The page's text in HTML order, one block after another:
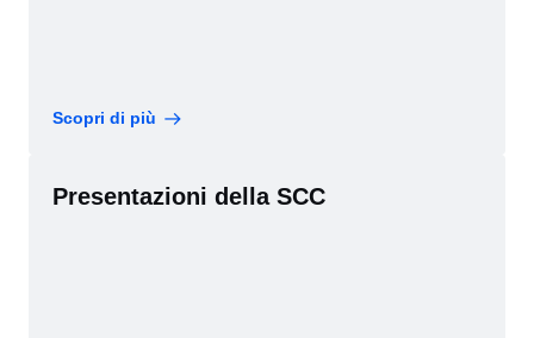
Scopri di più
Presentazioni della SCC